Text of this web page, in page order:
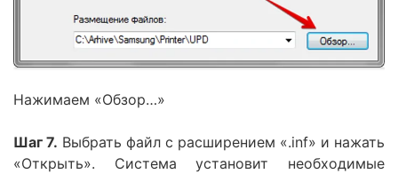
Нажимаем «Обзор…»
Шаг 7. Выбрать файл с расширением «.inf» и нажать
«Открыть». Система установит необходимые